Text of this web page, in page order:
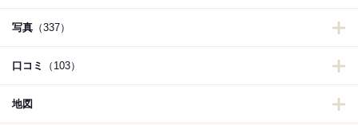
写真 （337）
口コミ （103）
地図